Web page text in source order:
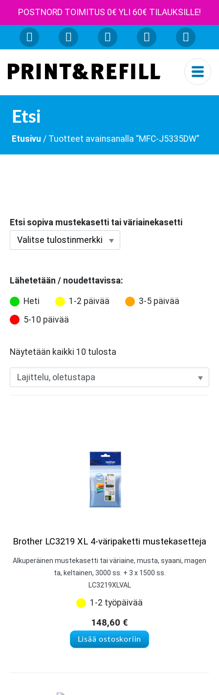
POSTNORD TOIMITUS 0€ YLI 60€ TILAUKSILLE!
Etsi
Etusivu / Tuotteet avainsanalla “MFC-J5335DW”
Etsi sopiva mustekasetti tai väriainekasetti
Lähetetään / noudettavissa:
Heti 1-2 päivää
3-5 päivää
5-10 päivää
Näytetään kaikki 10 tulosta
Brother LC3219 XL 4-väripaketti mustekasetteja
Alkuperäinen mustekasetti tai väriaine, musta, syaani, magen
ta, keltainen, 3000 ss. + 3 x 1500 ss.
LC3219XLVAL
1-2 työpäivää
148,60 €
Lisää ostoskoriin